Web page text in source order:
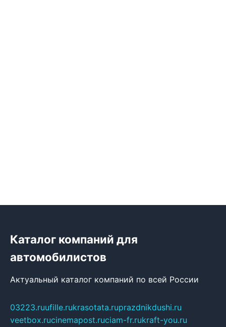
Каталог компаний для
автомобилистов
Актуальный каталог компаний по всей России
03223.ruufille.rukrasotata.ruprazdnikdushi.ru
veetbox.rucinemapost.ruciam-fr.rukraft-you.ru